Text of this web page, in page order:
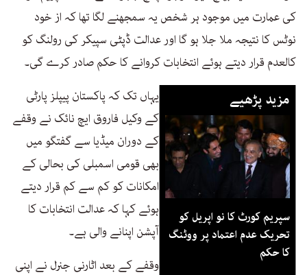
كی عمارت میں موجود ہر شخص یہ سمجھنے لگا تھا كہ از خود
نوٹس كا نتیجہ ملا جلا ہو گا اور عدالت ڈپٹی سپیكر كی رولنگ كو
كالعدم قرار دیتے ہوئے انتخابات كروانے كا حكم صادر كرے گی۔
مزید پڑھیے
سپریم کورٹ کا نو اپریل کو
تحریک عدم اعتماد پر ووٹنگ
کا حکم
یہاں تک كہ پاكستان پیپلز پارٹی
كے وكیل فاروق ایچ نائک نے وقفے
كے دوران میڈیا سے گفتگو میں
بھی قومی اسمبلی كی بحالی كے
امكانات كو كم سے كم قرار دیتے
ہوئے كہا كہ عدالت انتخابات كا
آپشن اپنانے والی ہے۔
وقفے كے بعد اٹارنی جنرل نے اپنی